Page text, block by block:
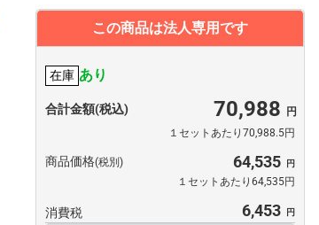
この商品は法人専用です
在庫 あり
合計金額(税込) 70,988
１セットあたり70,988.5円
商品価格(税別) 64,535
１セットあたり64,535円
消費税 6,453